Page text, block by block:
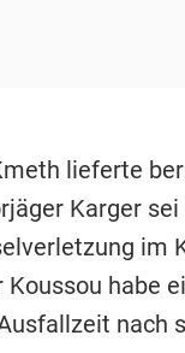
lieferte
Karger
im
habe
nach